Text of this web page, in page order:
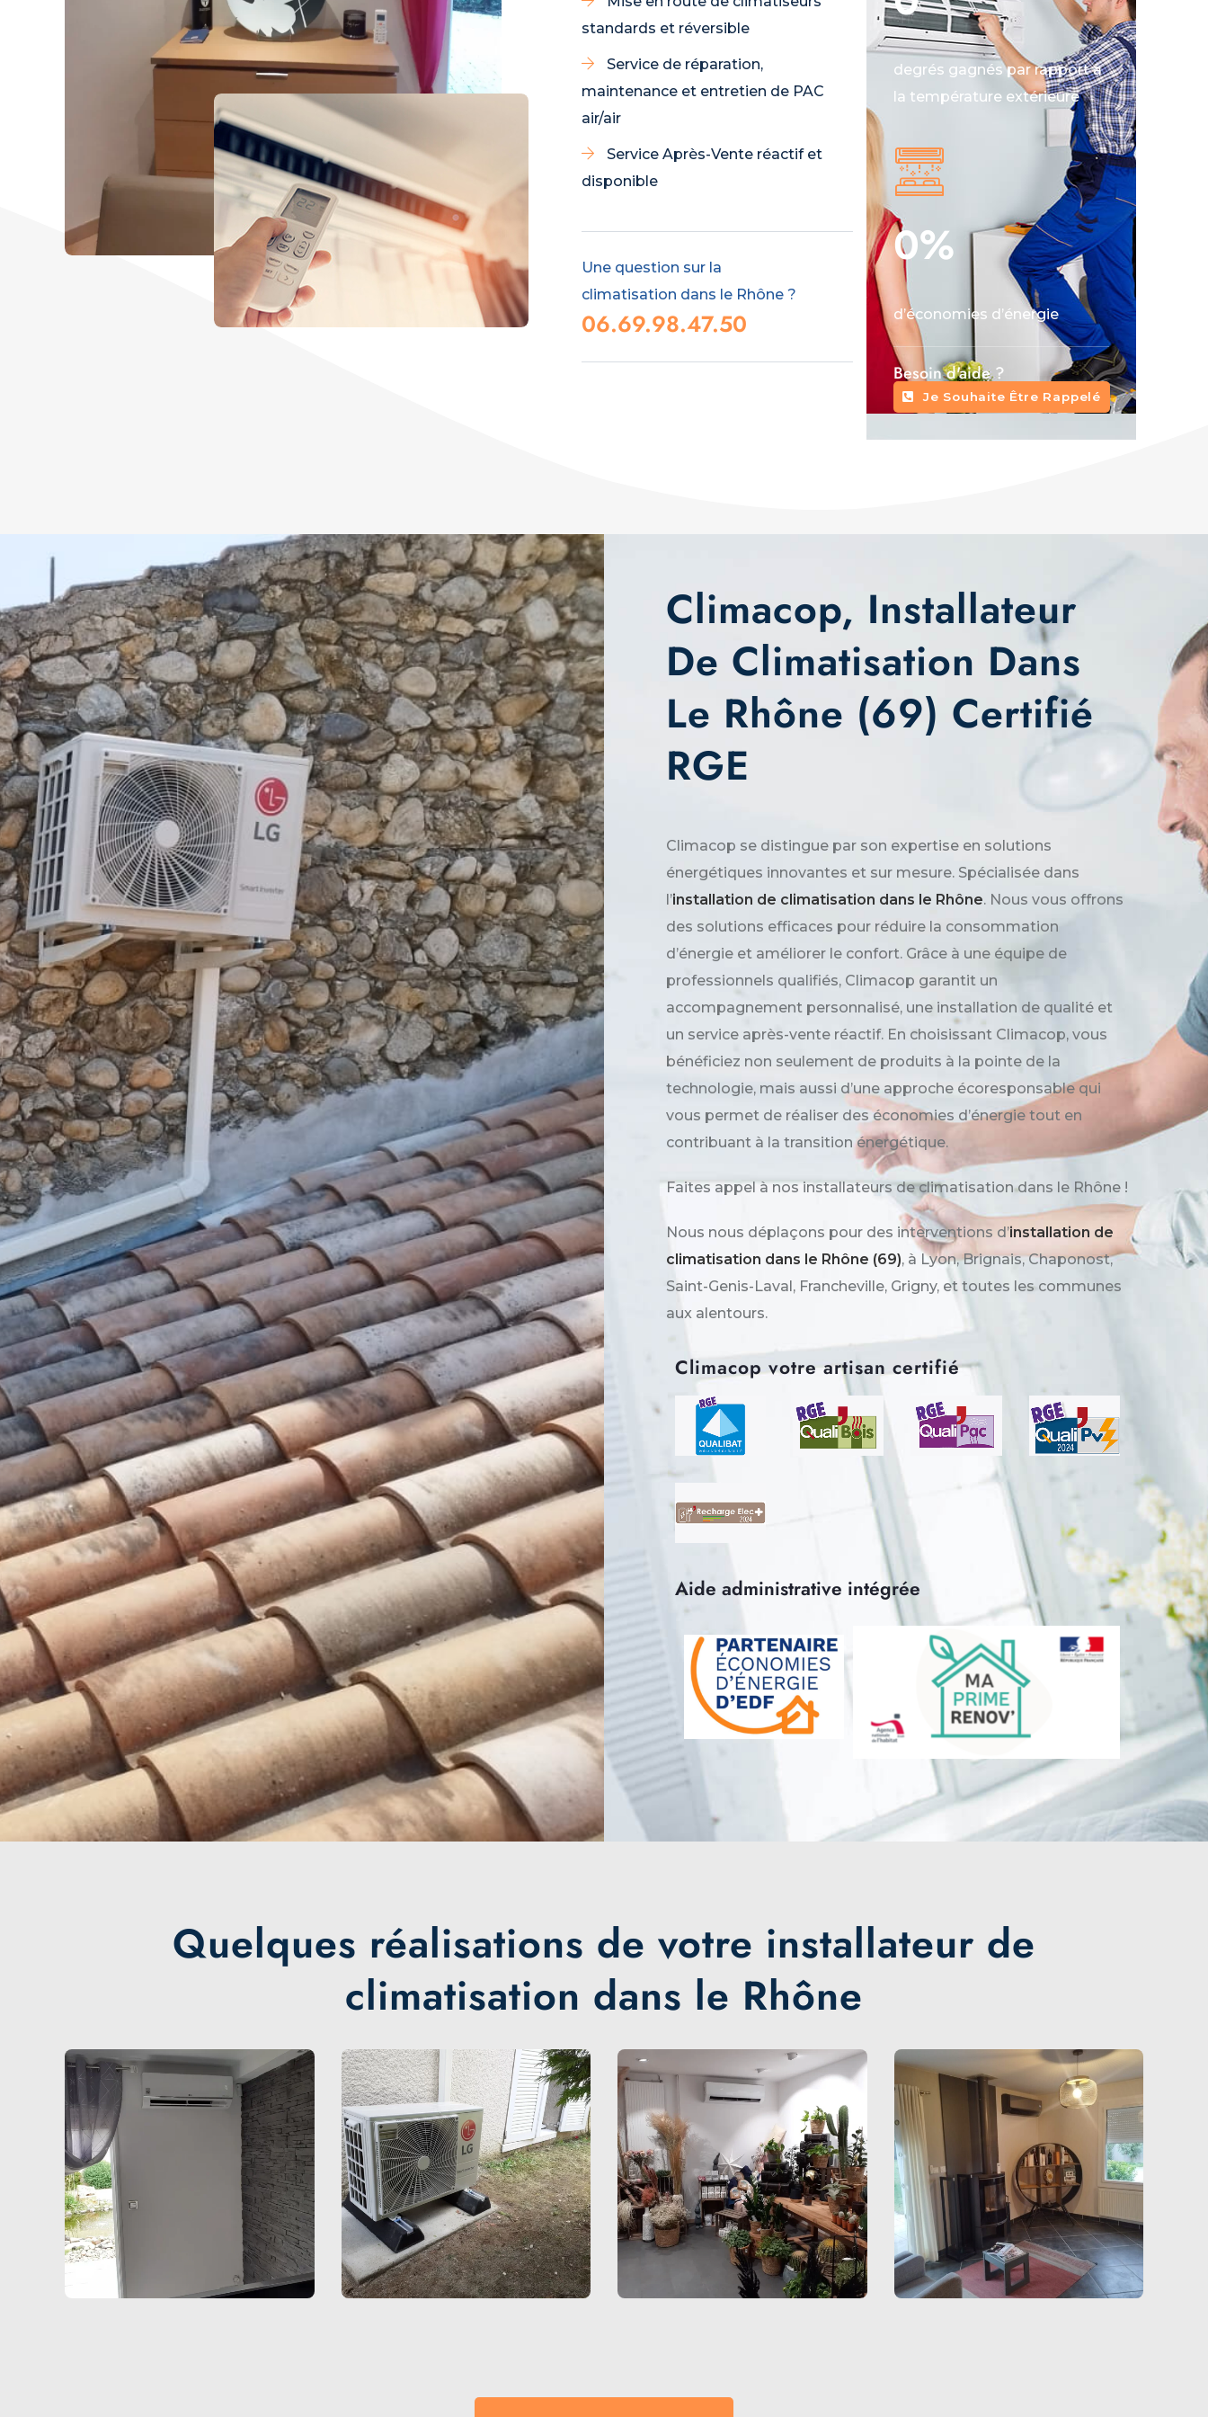
standards et réversible
Service de réparation,
maintenance et entretien de PAC
air/air
Service Après-Vente réactif et
disponible
Une question sur la
climatisation dans le Rhône ?
06.69.98.47.50
degrés gagnés par rapport à
la température extérieure
0%
d’économies d’énergie
Besoin d'aide ?
Je Souhaite Être Rappelé
Climacop, Installateur
De Climatisation Dans
Le Rhône (69) Certifié
RGE
Climacop se distingue par son expertise en solutions
énergétiques innovantes et sur mesure. Spécialisée dans
l’installation de climatisation dans le Rhône. Nous vous offrons
des solutions efficaces pour réduire la consommation
d’énergie et améliorer le confort. Grâce à une équipe de
professionnels qualifiés, Climacop garantit un
accompagnement personnalisé, une installation de qualité et
un service après-vente réactif. En choisissant Climacop, vous
bénéficiez non seulement de produits à la pointe de la
technologie, mais aussi d’une approche écoresponsable qui
vous permet de réaliser des économies d’énergie tout en
contribuant à la transition énergétique.
Faites appel à nos installateurs de climatisation dans le Rhône !
Nous nous déplaçons pour des interventions d’installation de
climatisation dans le Rhône (69), à Lyon, Brignais, Chaponost,
Saint-Genis-Laval, Francheville, Grigny, et toutes les communes
aux alentours.
Climacop votre artisan certifié
Aide administrative intégrée
Quelques réalisations de votre installateur de
climatisation dans le Rhône